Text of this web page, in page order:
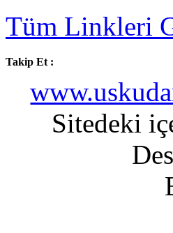
Tüm Linkleri
Takip Et :
Sitedeki